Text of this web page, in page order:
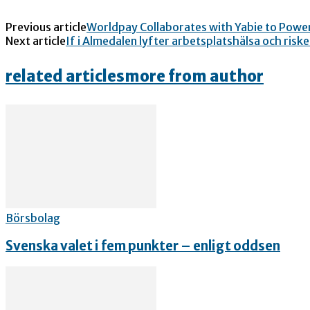
Previous articleWorldpay Collaborates with Yabie to
Next articleIf i Almedalen lyfter arbetsplatshälsa och
related articlesmore from author
Börsbolag
Svenska valet i fem punkter – enligt oddsen